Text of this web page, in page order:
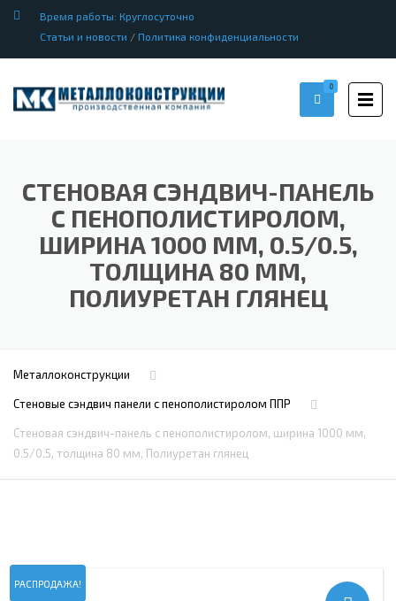
Время работы: Круглосуточно
Статьи и новости / Политика конфиденциальности
0
СТЕНОВАЯ СЭНДВИЧ-ПАНЕЛЬ
С ПЕНОПОЛИСТИРОЛОМ,
ШИРИНА 1000 ММ, 0.5/0.5,
ТОЛЩИНА 80 ММ,
ПОЛИУРЕТАН ГЛЯНЕЦ
Металлоконструкции
Стеновые сэндвич панели с пенополистиролом ППР
Стеновая сэндвич-панель с пенополистиролом, ширина 1000 мм,
0.5/0.5, толщина 80 мм, Полиуретан глянец
РАСПРОДАЖА!